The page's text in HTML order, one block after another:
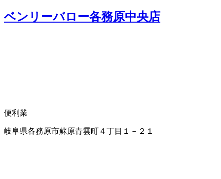
ベンリーバロー各務原中央店
便利業
岐阜県各務原市蘇原青雲町４丁目１－２１